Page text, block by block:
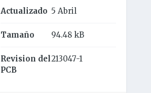
Actualizado 5 Abril
Tamaño 94.48 kB
Revision del
PCB
213047-1